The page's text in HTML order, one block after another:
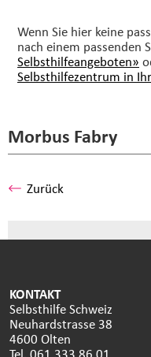
Wenn Sie hier keine
nach einem passenden
Selbsthilfeangeboten»
Selbsthilfezentrum in
Morbus Fabry
Zurück
KONTAKT
Selbsthilfe Schweiz
Neuhardstrasse 38
4600 Olten